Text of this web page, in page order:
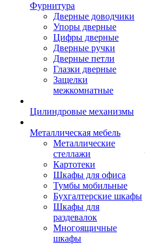
Фурнитура
Дверные доводчики
Упоры дверные
Цифры дверные
Дверные ручки
Дверные петли
Глазки дверные
Защелки
межкомнатные
Цилиндровые механизмы
Металлическая мебель
Металлические
стеллажи
Картотеки
Шкафы для офиса
Тумбы мобильные
Бухгалтерские шкафы
Шкафы для
раздевалок
Многоящичные
шкафы